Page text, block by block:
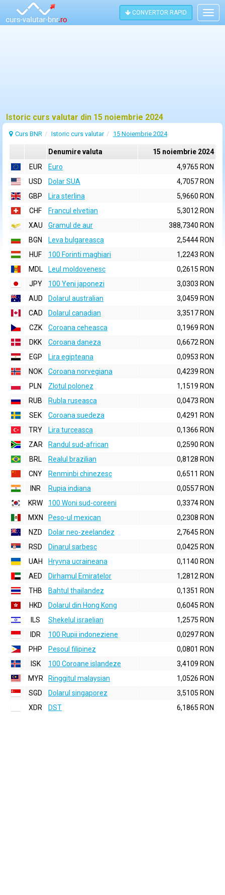
CONVERTOR RAPID
Istoric curs valutar din 15 noiembrie 2024
Curs BNR Istoric curs valutar 15 Noiembrie 2024
Denumire valuta
15 noiembrie 2024
EUR
Euro
4,9765 RON
USD
Dolar SUA
4,7057 RON
GBP
Lira sterlina
5,9660 RON
CHF
Francul elvetian
5,3012 RON
XAU
Gramul de aur
388,7340 RON
BGN
Leva bulgareasca
2,5444 RON
HUF
100 Forinti maghiari
1,2243 RON
MDL
Leul moldovenesc
0,2615 RON
JPY
100 Yeni japonezi
3,0303 RON
AUD
Dolarul australian
3,0459 RON
CAD
Dolarul canadian
3,3517 RON
CZK
Coroana ceheasca
0,1969 RON
DKK
Coroana daneza
0,6672 RON
EGP
Lira egipteana
0,0953 RON
NOK
Coroana norvegiana
0,4239 RON
PLN
Zlotul polonez
1,1519 RON
RUB
Rubla ruseasca
0,0473 RON
SEK
Coroana suedeza
0,4291 RON
TRY
Lira turceasca
0,1366 RON
ZAR
Randul sud-african
0,2590 RON
BRL
Realul brazilian
0,8128 RON
CNY
Renminbi chinezesc
0,6511 RON
INR
Rupia indiana
0,0557 RON
KRW
100 Woni sud-coreeni
0,3374 RON
MXN
Peso-ul mexican
0,2308 RON
NZD
Dolar neo-zeelandez
2,7645 RON
RSD
Dinarul sarbesc
0,0425 RON
UAH
Hryvna ucraineana
0,1140 RON
AED
Dirhamul Emiratelor
1,2812 RON
THB
Bahtul thailandez
0,1351 RON
HKD
Dolarul din Hong Kong
0,6045 RON
ILS
Shekelul israelian
1,2575 RON
IDR
100 Rupii indoneziene
0,0297 RON
PHP
Pesoul filipinez
0,0801 RON
ISK
100 Coroane islandeze
3,4109 RON
MYR
Ringgitul malaysian
1,0526 RON
SGD
Dolarul singaporez
3,5105 RON
XDR
DST 6,1865 RON